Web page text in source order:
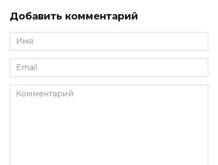
Добавить комментарий
Имя
*
Email
*
Комментарий